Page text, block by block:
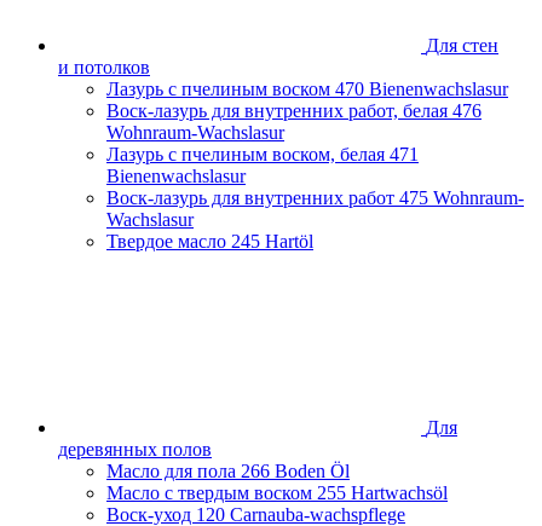
Для стен
и потолков
Лазурь с пчелиным воском 470 Bienenwachslasur
Воск-лазурь для внутренних работ, белая 476
Wohnraum-Wachslasur
Лазурь с пчелиным воском, белая 471
Bienenwachslasur
Воск-лазурь для внутренних работ 475 Wohnraum-
Wachslasur
Твердое масло 245 Hartöl
Для
деревянных полов
Масло для пола 266 Boden Öl
Масло с твердым воском 255 Hartwachsöl
Воск-уход 120 Carnauba-wachspflege